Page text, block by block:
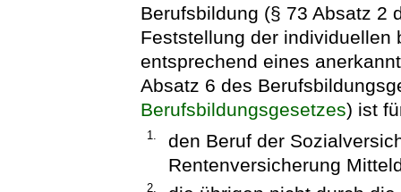
Berufsbildung (§ 73 Absatz 2
Feststellung der individuellen
entsprechend eines
Absatz 6 des
Berufsbildungsgesetzes) ist
1.
den Beruf der
Rentenversicherung
2.